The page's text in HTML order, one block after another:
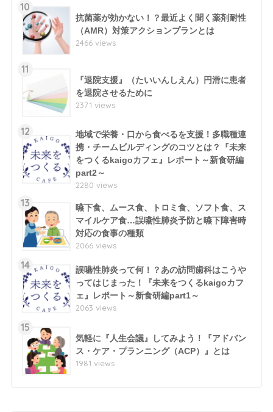
10
抗菌薬が効かない！？最近よく聞く薬剤耐性
（AMR）対策アクションプランとは
2466 views
11
『退院支援』（たいいんしえん）円滑に患者
を退院させるために
2371 views
12
地域で栄養・口から食べるを支援！多職種連
携・チームビルディングのコツとは？『未来
をつくるkaigoカフェ』レポート～新食研編
part2～
2280 views
13
嚥下食、ムース食、トロミ食、ソフト食、ス
マイルケア食…誤嚥性肺炎予防と嚥下障害時
対応の食事の種類
2066 views
14
誤嚥性肺炎って何！？あの訪問歯科はこうや
ってはじまった！『未来をつくるkaigoカフ
ェ』レポート～新食研編part1～
2063 views
15
気軽に『人生会議』してみよう！『アドバン
ス・ケア・プランニング（ACP）』とは
1981 views